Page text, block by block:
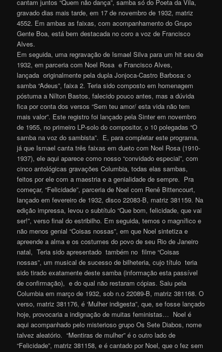
cantam juntos “Quem não dança”, samba só do Poeta da Vila,
gravado dias mais tarde, em 17 de novembro de 1932, matriz
4552. Em ambas as faixas, com acompanhamento do Grupo
Gente Boa, está bem destacada no coro a voz de Francisco
Alves.
Em seguida, uma regravação de Ismael Silva para um hit seu de
1932, em parceria com Noel Rosa e Francisco Alves,
lançada originalmente pela dupla Jonjoca-Castro Barbosa: o
samba “Adeus”, faixa 2. Teria sido composto em homenagem
póstuma a Nílton Bastos, falecido pouco antes, mas a dúvida
fica por conta dos versos “Sem teu amor/ esta vida não tem
mais valor”. Este registro foi lançado pela Sinter em novembro
de 1955, no primeiro LP-solo do compositor, o 10 polegadas “O
samba na voz do sambista”. E, para completar este programa,
já que Ismael canta três faixas em dueto com Noel Rosa (1910-
1937), ele aqui aparece como nosso “convidado especial”, com
cinco antológicas gravações Columbia, todas elas sambas,
feitos por ele com a maestria e a genialidade de sempre. Pra
começar, “Felicidade”, parceria de Noel com Renê Bittencourt,
lançado em fevereiro de 1932, disco 22083-B, matriz 381159. Na
edição impressa, levou o subtítulo “Que bom, felicidade, que vai
ser!”, verso final do estribilho. Em seguida, temos o magnífico e
não menos genial “Coisas nossas”, em que Noel sintetiza e
apreende a alma e os costumes do povo de seu Rio de Janeiro
natal, Teria sido apresentado também no filme “Coisas
nossas”, um musical de sucesso de bilheteria, cujo título teria
sido tirado exatamente deste samba (informação esta passível
de confirmação), e do qual não restaram cópias. Saiu pela
Columbia em março de 1932, sob n.o 22089-B, matriz 381168. O
verso, matriz 381176, é ‘Mulher indigesta”, que, se fosse lançado
hoje, provocaria a indignação de muitas feministas… Noel é
aqui acompanhado pelo misterioso grupo Os Sete Diabos, nome
talvez aleatório. “Mentiras de mulher” é o outro lado de
“Felicidade”, matriz 381158, e é cantado por Noel, que o fez sem